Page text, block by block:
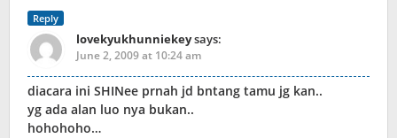
Reply
lovekyukhunniekeysays:
June 2, 2009 at 10:24 am
diacara ini SHINee prnah jd bntang tamu jg kan..
yg ada alan luo nya bukan..
hohohoho…